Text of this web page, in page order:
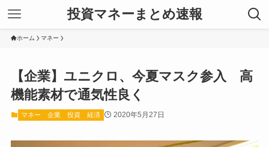
投資マネーまとめ速報
ホーム マネー
【企業】ユニクロ、今夏マスク参入 高
機能素材で通気性良く
マネー 企業 投資 経済 2020年5月27日